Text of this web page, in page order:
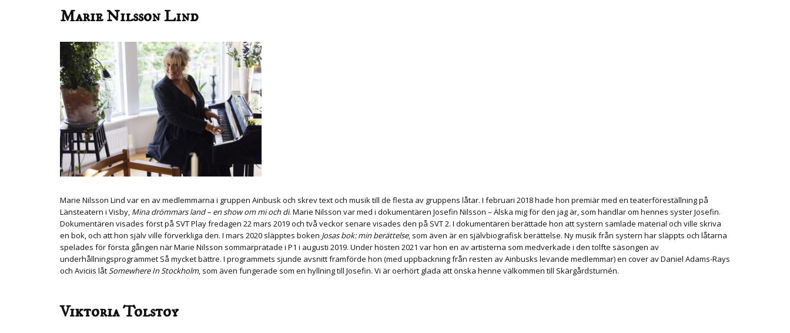
Marie Nilsson Lind
Marie Nilsson Lind var en av medlemmarna i gruppen Ainbusk och skrev text och musik till de flesta av gruppens låtar. I februari 2018 hade hon premiär med en teaterföreställning på
Länsteatern i Visby, Mina drömmars land – en show om mi och di. Marie Nilsson var med i dokumentären Josefin Nilsson – Älska mig för den jag är, som handlar om hennes syster Josefin.
Dokumentären visades först på SVT Play fredagen 22 mars 2019och två veckor senare visades den på SVT 2. I dokumentären berättade hon att systern samlade material och ville skriva
en bok, och att hon själv ville förverkliga den. I mars 2020 släpptes boken Josas bok: min berättelse, som även är en självbiografisk berättelse. Ny musik från systern har släppts och låtarna
spelades för första gången när Marie Nilsson sommarpratade i P1 i augusti 2019. Under hösten 2021 var hon en av artisterna som medverkade i den tolfte säsongen av
underhållningsprogrammet Så mycket bättre. I programmets sjunde avsnitt framförde hon (med uppbackning från resten av Ainbusks levande medlemmar) en cover av Daniel Adams-Rays
och Aviciis låtSomewhere In Stockholm, som även fungerade som en hyllning till Josefin. Vi är oerhört glada att önska henne välkommen till Skärgårdsturnén.
Viktoria Tolstoy